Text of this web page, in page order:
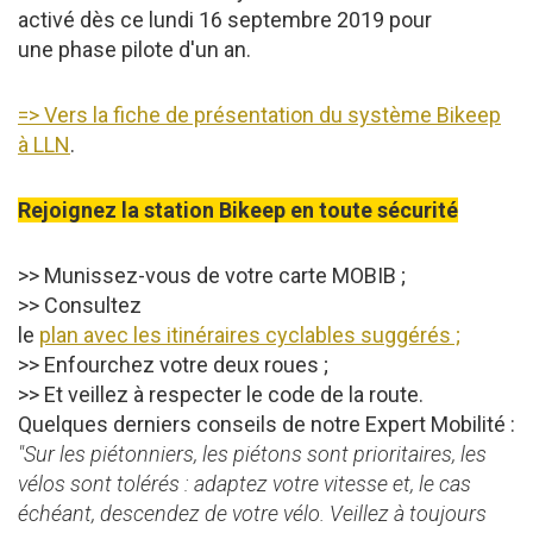
activé dès ce lundi 16 septembre 2019 pour
une phase pilote d'un an.
=> Vers la fiche de présentation du système Bikeep
à LLN.
Rejoignez la station Bikeep en toute sécurité
>> Munissez-vous de votre carte MOBIB ;
>> Consultez
le plan avec les itinéraires cyclables suggérés ;
>> Enfourchez votre deux roues ;
>> Et veillez à respecter le code de la route.
Quelques derniers conseils de notre Expert Mobilité :
"Sur les piétonniers, les piétons sont prioritaires, les
vélos sont tolérés : adaptez votre vitesse et, le cas
échéant, descendez de votre vélo. Veillez à toujours